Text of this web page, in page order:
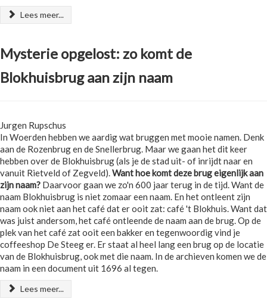
Lees meer...
Mysterie opgelost: zo komt de
Blokhuisbrug aan zijn naam
Jurgen Rupschus
In Woerden hebben we aardig wat bruggen met mooie namen. Denk
aan de Rozenbrug en de Snellerbrug. Maar we gaan het dit keer
hebben over de Blokhuisbrug (als je de stad uit- of inrijdt naar en
vanuit Rietveld of Zegveld). Want hoe komt deze brug eigenlijk aan
zijn naam? Daarvoor gaan we zo'n 600 jaar terug in de tijd. Want de
naam Blokhuisbrug is niet zomaar een naam. En het ontleent zijn
naam ook niet aan het café dat er ooit zat: café 't Blokhuis. Want dat
was juist andersom, het café ontleende de naam aan de brug. Op de
plek van het café zat ooit een bakker en tegenwoordig vind je
coffeeshop De Steeg er. Er staat al heel lang een brug op de locatie
van de Blokhuisbrug, ook met die naam. In de archieven komen we de
naam in een document uit 1696 al tegen.
Lees meer...